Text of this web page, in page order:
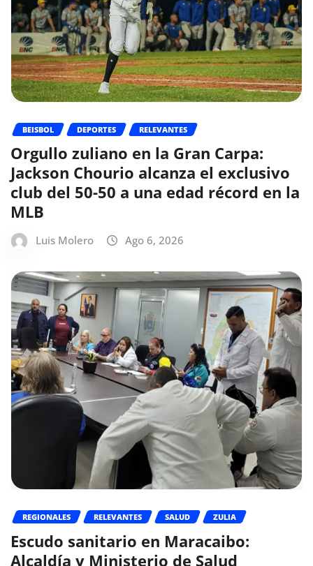
BEISBOL DEPORTES RELEVANTES
Orgullo zuliano en la Gran Carpa:
Jackson Chourio alcanza el exclusivo
club del 50-50 a una edad récord en la
MLB
Luis Molero Ago 6, 2026
REGIONALES RELEVANTES SALUD ZULIA
Escudo sanitario en Maracaibo:
Alcaldía y Ministerio de Salud